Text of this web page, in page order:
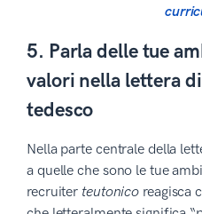
5. Parla delle tue
valori nella lettera
tedesco
Nella parte centrale della
a quelle che sono le tue
recruiter teutonico reagisca